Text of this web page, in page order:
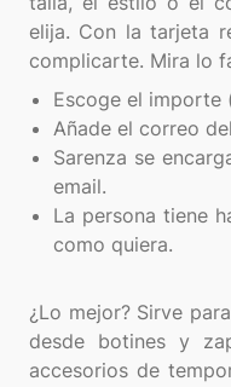
elija. Con la tarjeta
Escoge el importe
Añade el correo
Sarenza se
email.
La persona tiene
como quiera.
¿Lo mejor? Sirve
desde botines y
accesorios de